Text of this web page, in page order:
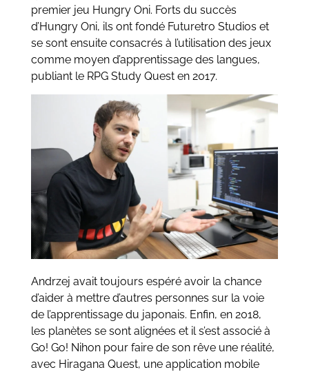
premier jeu Hungry Oni. Forts du succès
d’Hungry Oni, ils ont fondé Futuretro Studios et
se sont ensuite consacrés à l’utilisation des jeux
comme moyen d’apprentissage des langues,
publiant le RPG Study Quest en 2017.
Andrzej avait toujours espéré avoir la chance
d’aider à mettre d’autres personnes sur la voie
de l’apprentissage du japonais. Enfin, en 2018,
les planètes se sont alignées et il s’est associé à
Go! Go! Nihon pour faire de son rêve une réalité,
avec Hiragana Quest, une application mobile